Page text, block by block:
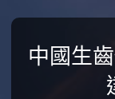
中國生